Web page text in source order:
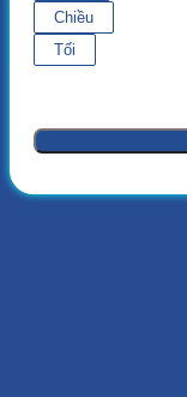
Chiều
Tối